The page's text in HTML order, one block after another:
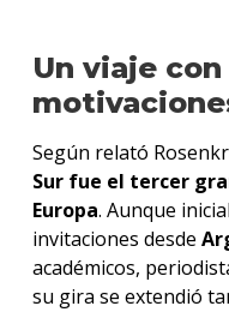
Un viaje
Según relató
Sur fue el tercer
Europa. Aunque
invitaciones desde
académicos,
su gira se extendió